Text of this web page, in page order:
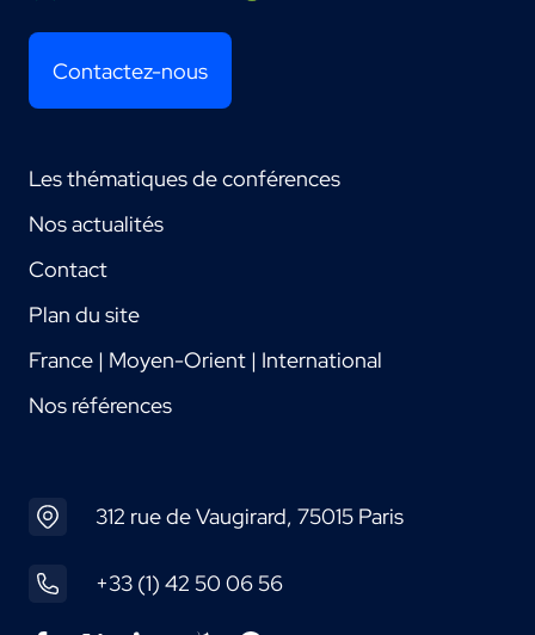
Contactez-nous
Les thématiques de conférences
Nos actualités
Contact
Plan du site
France | Moyen-Orient | International
Nos références
312 rue de Vaugirard, 75015 Paris
+33 (1) 42 50 06 56